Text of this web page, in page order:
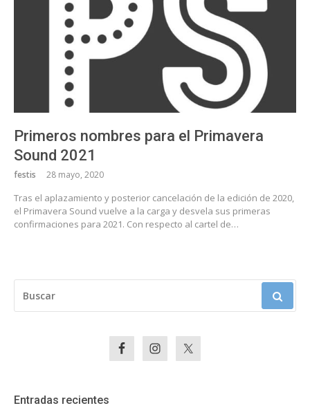
Primeros nombres para el Primavera
Sound 2021
festis 28 mayo, 2020
Tras el aplazamiento y posterior cancelación de la edición de 2020,
el Primavera Sound vuelve a la carga y desvela sus primeras
confirmaciones para 2021. Con respecto al cartel de…
Entradas recientes